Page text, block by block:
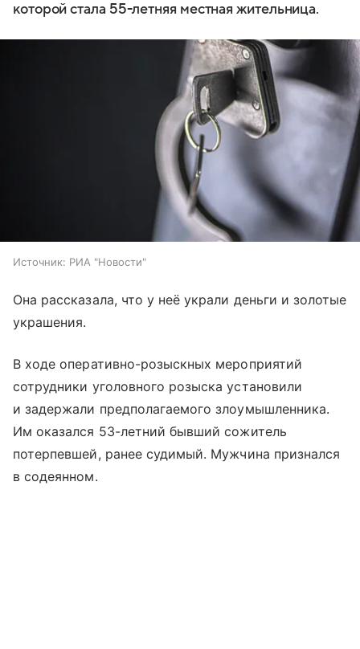
которой стала 55-летняя местная жительница.
Источник: РИА "Новости"
Она рассказала, что у неё украли деньги и золотые
украшения.
В ходе оперативно-розыскных мероприятий
сотрудники уголовного розыска установили
и задержали предполагаемого злоумышленника.
Им оказался 53-летний бывший сожитель
потерпевшей, ранее судимый. Мужчина признался
в содеянном.